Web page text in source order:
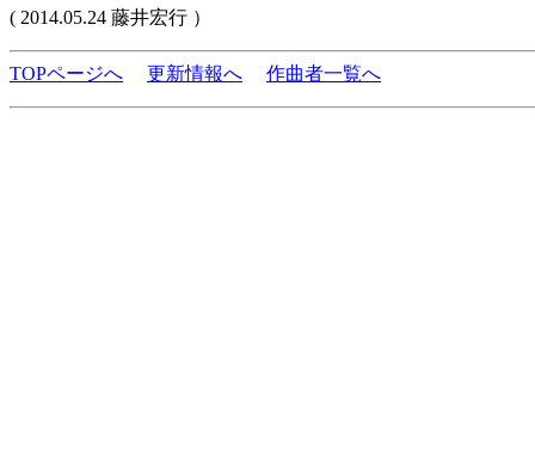
( 2014.05.24 藤井宏行 ）
TOPページへ 更新情報へ 作曲者一覧へ